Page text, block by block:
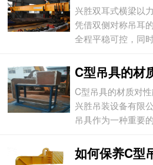
兴胜双耳式横梁以
凭借双侧对称吊耳
全程平稳可控，同
C型吊具的材质对
兴胜吊装设备有限
吊具作为一种重要